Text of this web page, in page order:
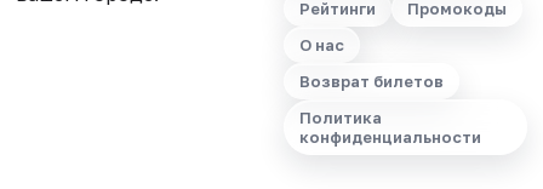
Рейтинги
Промокоды
О нас
Возврат билетов
Политика
конфиденциальности